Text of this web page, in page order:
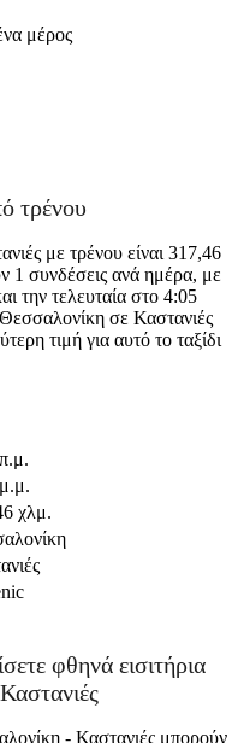
μέρος
τρένου
με τρένου είναι 317,46
1 συνδέσεις ανά ημέρα, με
την τελευταία στο 4:05
σε Καστανιές
τιμή για αυτό το ταξίδι
χλμ.
φθηνά εισιτήρια
- Καστανιές μπορούν